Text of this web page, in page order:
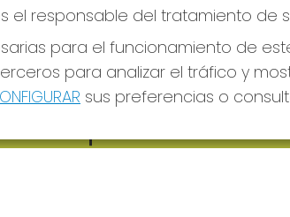
REDES SOCIALES
es el responsable del tratamiento
para el funcionamiento de
para analizar el tráfico y
sus preferencias o